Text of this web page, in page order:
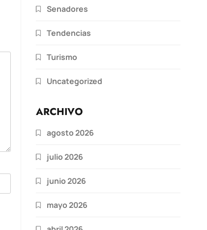
Senadores
Tendencias
Turismo
Uncategorized
ARCHIVO
agosto 2026
julio 2026
junio 2026
mayo 2026